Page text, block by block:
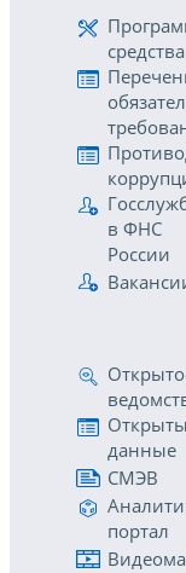
средства
в ФНС
России
данные
СМЭВ
портал